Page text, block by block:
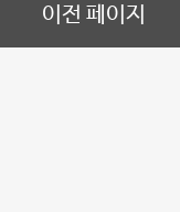
이전 페이지